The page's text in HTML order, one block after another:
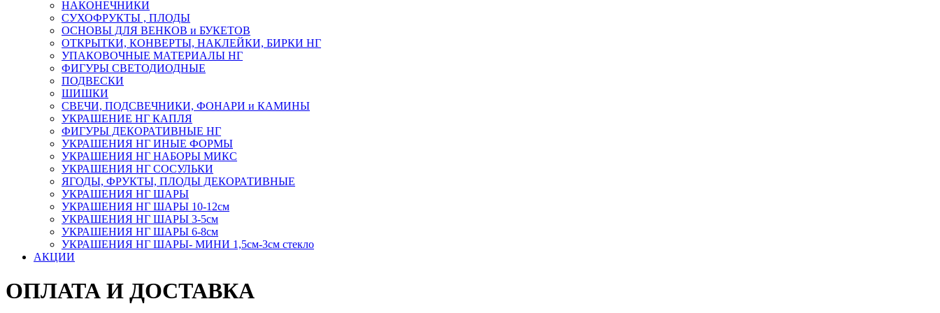
НАКОНЕЧНИКИ
СУХОФРУКТЫ , ПЛОДЫ
ОСНОВЫ ДЛЯ ВЕНКОВ и БУКЕТОВ
ОТКРЫТКИ, КОНВЕРТЫ, НАКЛЕЙКИ, БИРКИ НГ
УПАКОВОЧНЫЕ МАТЕРИАЛЫ НГ
ФИГУРЫ СВЕТОДИОДНЫЕ
ПОДВЕСКИ
ШИШКИ
СВЕЧИ, ПОДСВЕЧНИКИ, ФОНАРИ и КАМИНЫ
УКРАШЕНИЕ НГ КАПЛЯ
ФИГУРЫ ДЕКОРАТИВНЫЕ НГ
УКРАШЕНИЯ НГ ИНЫЕ ФОРМЫ
УКРАШЕНИЯ НГ НАБОРЫ МИКС
УКРАШЕНИЯ НГ СОСУЛЬКИ
ЯГОДЫ, ФРУКТЫ, ПЛОДЫ ДЕКОРАТИВНЫЕ
УКРАШЕНИЯ НГ ШАРЫ
УКРАШЕНИЯ НГ ШАРЫ 10-12см
УКРАШЕНИЯ НГ ШАРЫ 3-5см
УКРАШЕНИЯ НГ ШАРЫ 6-8см
УКРАШЕНИЯ НГ ШАРЫ- МИНИ 1,5см-3см стекло
АКЦИИ
ОПЛАТА И ДОСТАВКА